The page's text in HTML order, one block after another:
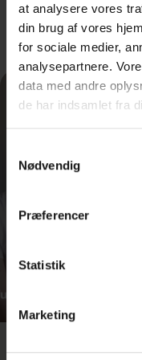
at analysere vores
din brug af vores
for sociale medier,
analysepartnere.
data med andre
de har indsamlet fra
Nødvendig
Præferencer
Statistik
Marketing
fag og valgfag